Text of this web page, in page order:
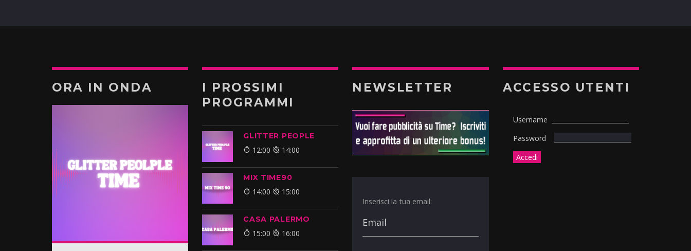
ORA IN ONDA
I PROSSIMI
PROGRAMMI
GLITTER PEOPLE
12:00 14:00
MIX TIME90
14:00 15:00
CASA PALERMO
15:00 16:00
NEWSLETTER
Inserisci la tua email:
ACCESSO UTENTI
Username
Password